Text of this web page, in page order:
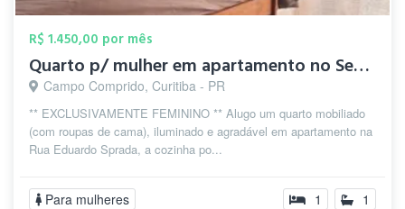
R$ 1.450,00 por mês
Quarto p/ mulher em apartamento no Semin...
Campo Comprido, Curitiba - PR
** EXCLUSIVAMENTE FEMININO ** Alugo um quarto mobiliado
(com roupas de cama), iluminado e agradável em apartamento na
Rua Eduardo Sprada, a cozinha po...
Para mulheres 1 1